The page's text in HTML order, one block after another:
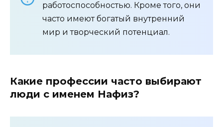
работоспособностью. Кроме того, они
часто имеют богатый внутренний
мир и творческий потенциал.
Какие профессии часто выбирают
люди с именем Нафиз?